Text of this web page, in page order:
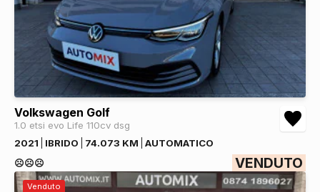
Volkswagen Golf
1.0 etsi evo Life 110cv dsg
2021
IBRIDO 74.073 KM
AUTOMATICO
☹️☹️☹️
VENDUTO
Venduto